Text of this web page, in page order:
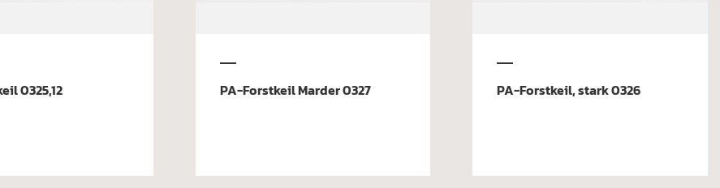
0325,12 PA-Forstkeil Marder 0327 PA-Forstkeil, stark 0326